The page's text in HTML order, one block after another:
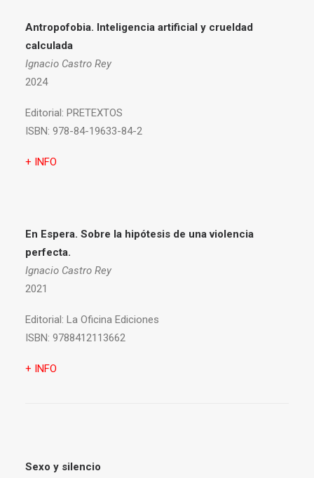
Antropofobia. Inteligencia artificial y crueldad
calculada
Ignacio Castro Rey
2024
Editorial: PRETEXTOS
ISBN: 978-84-19633-84-2
+ INFO
En Espera. Sobre la hipótesis de una violencia
perfecta.
Ignacio Castro Rey
2021
Editorial: La Oficina Ediciones
ISBN: 9788412113662
+ INFO
Sexo y silencio